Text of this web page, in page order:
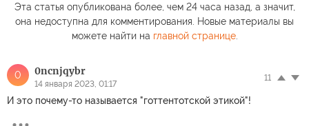
Эта статья опубликована более, чем 24 часа назад, а значит,
она недоступна для комментирования. Новые материалы вы
можете найти на главной странице.
0 0ncnjqybr
14 января 2023, 01:17
11
И это почему-то называется "готтентотской этикой"!